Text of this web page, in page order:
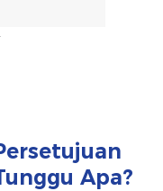
Apa?